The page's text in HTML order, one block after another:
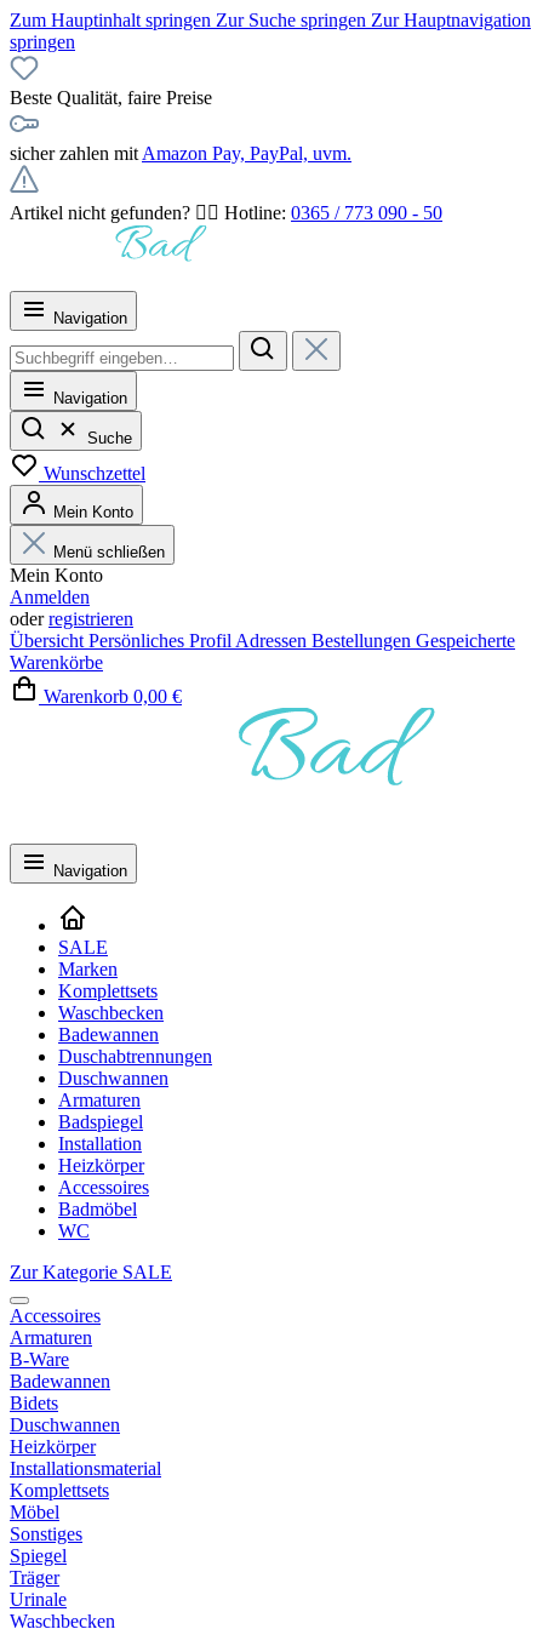
Zum Hauptinhalt springen Zur Suche springen Zur Hauptnavigation
springen
Beste Qualität, faire Preise
sicher zahlen mit Amazon Pay, PayPal, uvm.
Artikel nicht gefunden? 👉🏻 Hotline: 0365 / 773 090 - 50
Navigation
Navigation
Suche
Wunschzettel
Mein Konto
Menü schließen
Mein Konto
Anmelden
oderregistrieren
Übersicht Persönliches Profil Adressen Bestellungen Gespeicherte
Warenkörbe
Warenkorb 0,00 €
Navigation
SALE
Marken
Komplettsets
Waschbecken
Badewannen
Duschabtrennungen
Duschwannen
Armaturen
Badspiegel
Installation
Heizkörper
Accessoires
Badmöbel
WC
Zur Kategorie SALE
Accessoires
Armaturen
B-Ware
Badewannen
Bidets
Duschwannen
Heizkörper
Installationsmaterial
Komplettsets
Möbel
Sonstiges
Spiegel
Träger
Urinale
Waschbecken